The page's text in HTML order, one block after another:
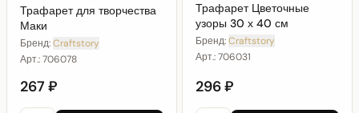
Трафарет для творчества
Маки
Бренд:Craftstory
Арт.:706078
267 ₽
Трафарет Цветочные
узоры 30 х 40 см
Бренд:Craftstory
Арт.:706031
296 ₽